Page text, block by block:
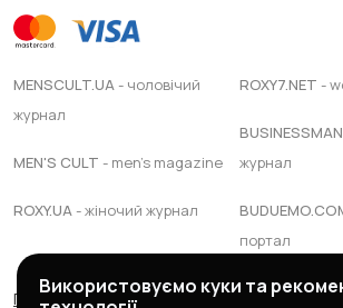
MENSCULT.UA- чоловічий
журнал
MEN'S CULT - men's magazine
ROXY.UA- жіночий журнал
ROXY7.NET -
журнал
портал
Правила сервісу Політика
Використовуємо куки та